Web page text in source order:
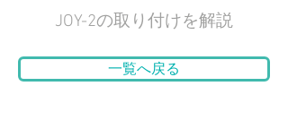
JOY-2の取り付けを解説
一覧へ戻る